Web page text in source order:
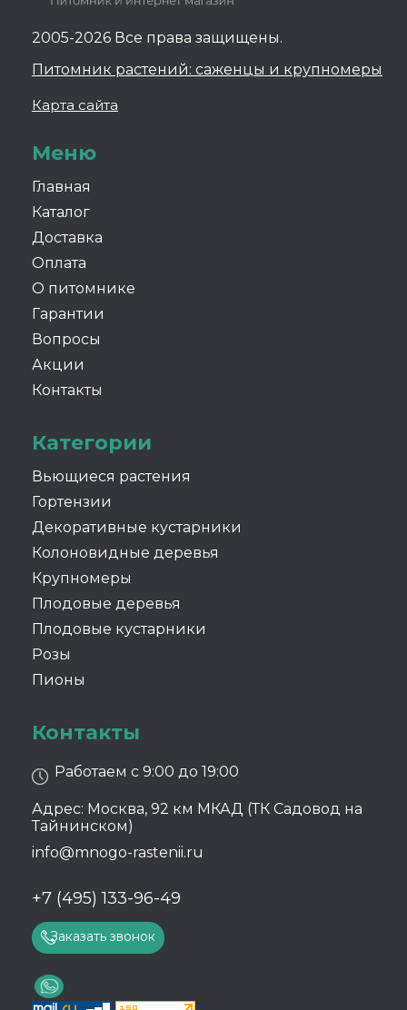
2005-2026 Все права защищены.
Питомник растений: саженцы и крупномеры
Карта сайта
Меню
Главная
Каталог
Доставка
Оплата
О питомнике
Гарантии
Вопросы
Акции
Контакты
Категории
Вьющиеся растения
Гортензии
Декоративные кустарники
Колоновидные деревья
Крупномеры
Плодовые деревья
Плодовые кустарники
Розы
Пионы
Контакты
Работаем с 9:00 до 19:00
Адрес: Москва, 92 км МКАД (ТК Садовод на
Тайнинском)
info@mnogo-rastenii.ru
+7 (495) 133-96-49
Заказать звонок